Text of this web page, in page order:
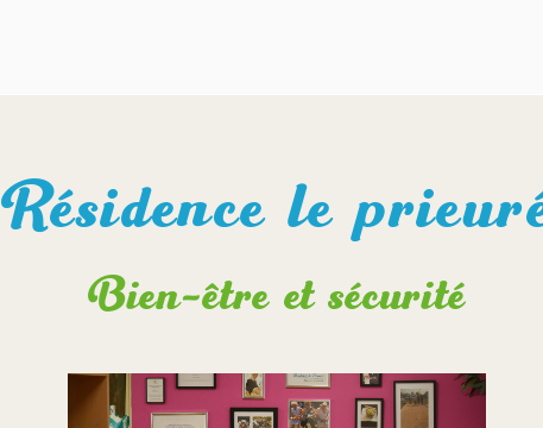
Résidence le
Bien-être et sécurité